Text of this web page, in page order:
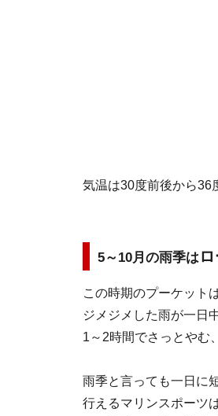
気温は30度前後から36
5～10月の雨季は
この時期のプーケット
ジメジメした雨が一日
1～2時間でさっとやむ
雨季と言っても一日に
行えるマリンスポーツ